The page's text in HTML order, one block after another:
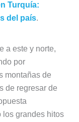
Turquía:
del país.
a este y norte,
por
montañas de
de regresar de
los grandes hitos